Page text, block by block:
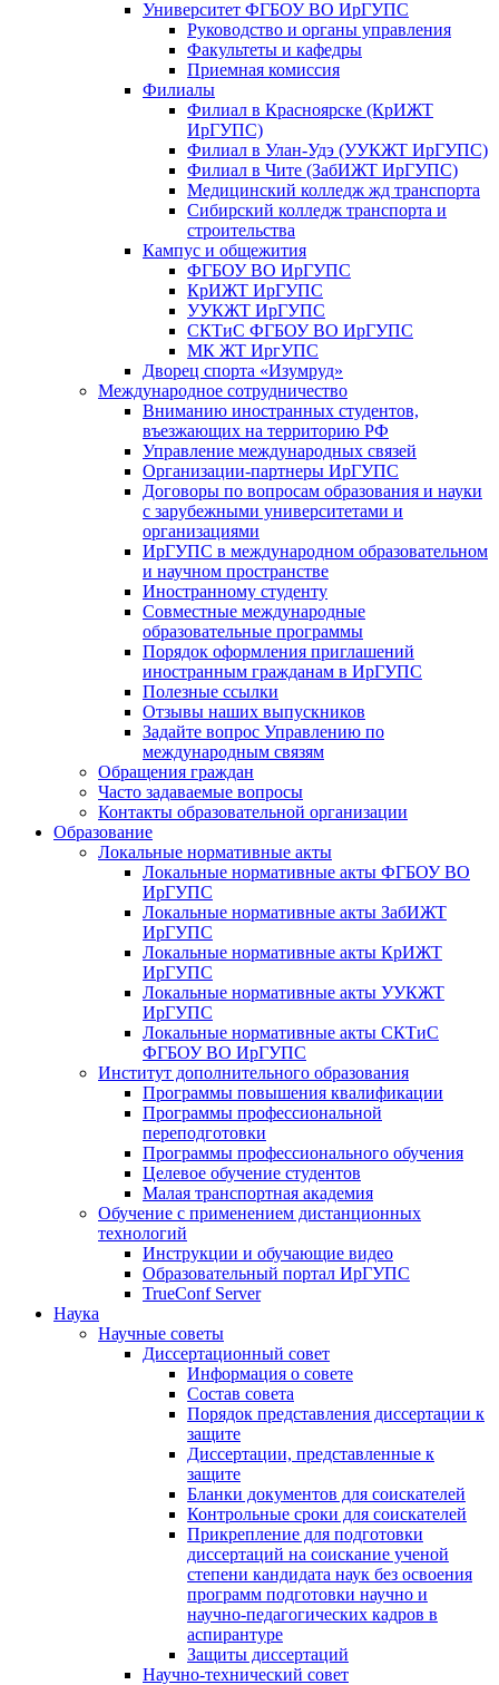
Университет ФГБОУ ВО ИрГУПС
Руководство и органы управления
Факультеты и кафедры
Приемная комиссия
Филиалы
Филиал в Красноярске (КрИЖТ
ИрГУПС)
Филиал в Улан-Удэ (УУКЖТ ИрГУПС)
Филиал в Чите (ЗабИЖТ ИрГУПС)
Медицинский колледж жд транспорта
Сибирский колледж транспорта и
строительства
Кампус и общежития
ФГБОУ ВО ИрГУПС
КрИЖТ ИрГУПС
УУКЖТ ИрГУПС
СКТиС ФГБОУ ВО ИрГУПС
МК ЖТ ИргУПС
Дворец спорта «Изумруд»
Международное сотрудничество
Вниманию иностранных студентов,
въезжающих на территорию РФ
Управление международных связей
Организации-партнеры ИрГУПС
Договоры по вопросам образования и науки
с зарубежными университетами и
организациями
ИрГУПС в международном образовательном
и научном пространстве
Иностранному студенту
Совместные международные
образовательные программы
Порядок оформления приглашений
иностранным гражданам в ИрГУПС
Полезные ссылки
Отзывы наших выпускников
Задайте вопрос Управлению по
международным связям
Обращения граждан
Часто задаваемые вопросы
Контакты образовательной организации
Образование
Локальные нормативные акты
Локальные нормативные акты ФГБОУ ВО
ИрГУПС
Локальные нормативные акты ЗабИЖТ
ИрГУПС
Локальные нормативные акты КрИЖТ
ИрГУПС
Локальные нормативные акты УУКЖТ
ИрГУПС
Локальные нормативные акты СКТиС
ФГБОУ ВО ИрГУПС
Институт дополнительного образования
Программы повышения квалификации
Программы профессиональной
переподготовки
Программы профессионального обучения
Целевое обучение студентов
Малая транспортная академия
Обучение с применением дистанционных
технологий
Инструкции и обучающие видео
Образовательный портал ИрГУПС
TrueConf Server
Наука
Научные советы
Диссертационный совет
Информация о совете
Состав совета
Порядок представления диссертации к
защите
Диссертации, представленные к
защите
Бланки документов для соискателей
Контрольные сроки для соискателей
Прикрепление для подготовки
диссертаций на соискание ученой
степени кандидата наук без освоения
программ подготовки научно и
научно-педагогических кадров в
аспирантуре
Защиты диссертаций
Научно-технический совет